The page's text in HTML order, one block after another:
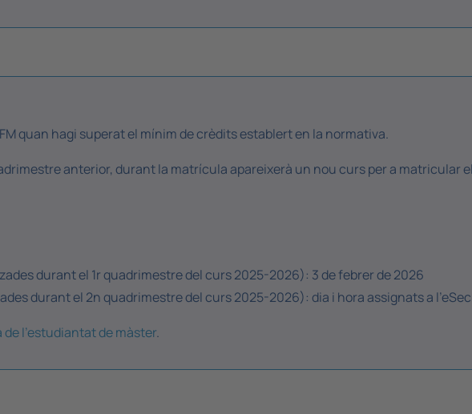
quan hagi superat el mínim de crèdits establert en la normativa.
anterior, durant la matrícula apareixerà un nou curs per a matricular
durant el 1r quadrimestre del curs 2025-2026): 3 de febrer de 2026
durant el 2n quadrimestre del curs 2025-2026): dia i hora assignats a
l'estudiantat de màster.